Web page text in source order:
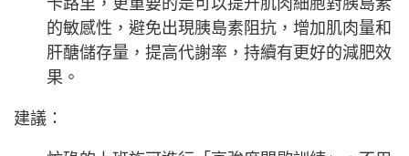
卡路里，更重要的是可以提升肌肉細胞對胰島素
的敏感性，避免出現胰島素阻抗，增加肌肉量和
肝醣儲存量，提高代謝率，持續有更好的減肥效
果。
建議：